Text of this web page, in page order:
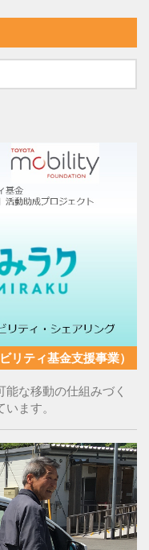
リティ基金支援事業）
な移動の仕組みづく
ます。